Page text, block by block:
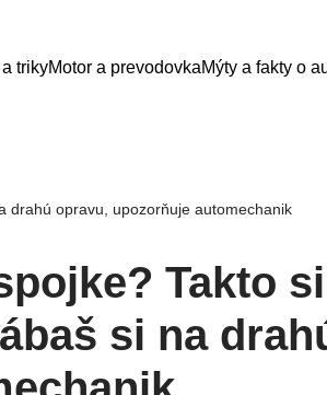
trikyMotor a prevodovkaMýty a fakty o
drahú opravu, upozorňuje automechanik
Takto si
si na